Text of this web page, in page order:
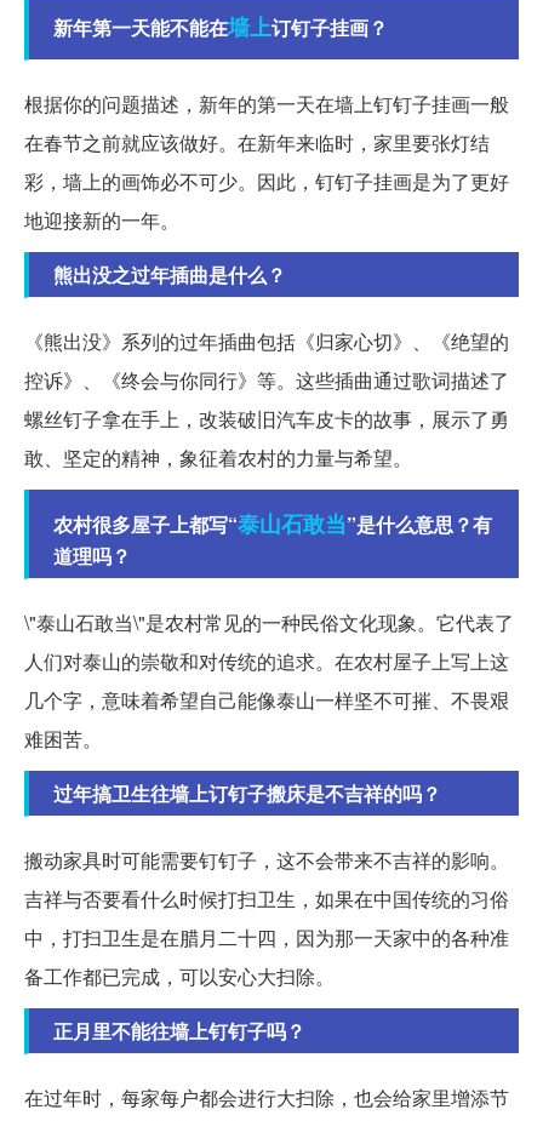
新年第一天能不能在墙上订钉子挂画？
根据你的问题描述，新年的第一天在墙上钉钉子挂画一般
在春节之前就应该做好。在新年来临时，家里要张灯结
彩，墙上的画饰必不可少。因此，钉钉子挂画是为了更好
地迎接新的一年。
熊出没之过年插曲是什么？
《熊出没》系列的过年插曲包括《归家心切》、《绝望的
控诉》、《终会与你同行》等。这些插曲通过歌词描述了
螺丝钉子拿在手上，改装破旧汽车皮卡的故事，展示了勇
敢、坚定的精神，象征着农村的力量与希望。
农村很多屋子上都写“泰山石敢当”是什么意思？有
道理吗？
\"泰山石敢当\"是农村常见的一种民俗文化现象。它代表了
人们对泰山的崇敬和对传统的追求。在农村屋子上写上这
几个字，意味着希望自己能像泰山一样坚不可摧、不畏艰
难困苦。
过年搞卫生往墙上订钉子搬床是不吉祥的吗？
搬动家具时可能需要钉钉子，这不会带来不吉祥的影响。
吉祥与否要看什么时候打扫卫生，如果在中国传统的习俗
中，打扫卫生是在腊月二十四，因为那一天家中的各种准
备工作都已完成，可以安心大扫除。
正月里不能往墙上钉钉子吗？
在过年时，每家每户都会进行大扫除，也会给家里增添节